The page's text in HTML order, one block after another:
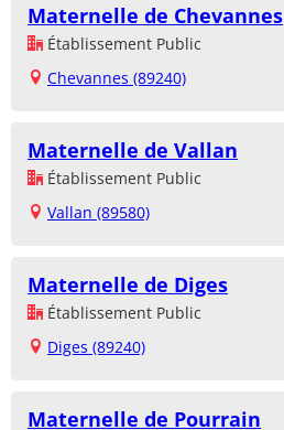
Maternelle de Chevannes
Établissement Public
Chevannes (89240)
Maternelle de Vallan
Établissement Public
Vallan (89580)
Maternelle de Diges
Établissement Public
Diges (89240)
Maternelle de Pourrain